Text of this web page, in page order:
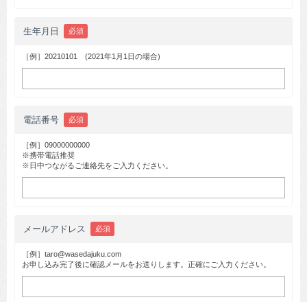
生年月日 必須
［例］20210101 (2021年1月1日の場合)
電話番号 必須
［例］09000000000
※携帯電話推奨
※日中つながるご連絡先をご入力ください。
メールアドレス 必須
［例］taro@wasedajuku.com
お申し込み完了後に確認メールをお送りします。正確にご入力ください。